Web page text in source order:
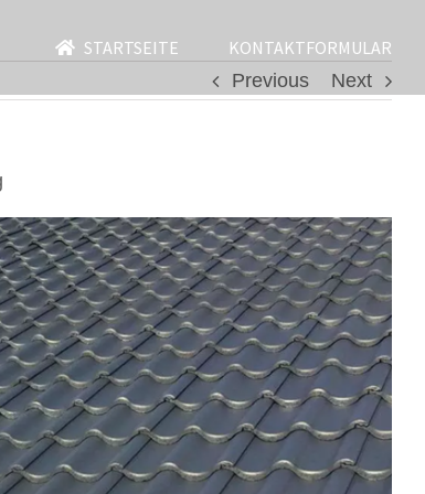
STARTSEITE
KONTAKTFORMULAR
Previous
Next